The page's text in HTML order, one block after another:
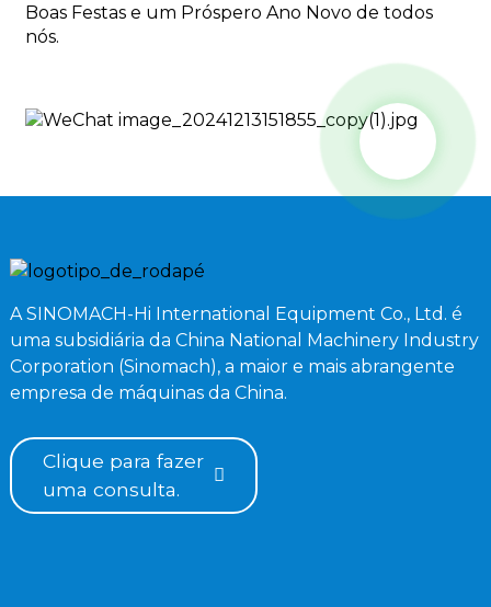
Boas Festas e um Próspero Ano Novo de todos
nós.
A SINOMACH-Hi International Equipment Co., Ltd. é
uma subsidiária da China National Machinery Industry
Corporation (Sinomach), a maior e mais abrangente
empresa de máquinas da China.
Clique para fazer
uma consulta.